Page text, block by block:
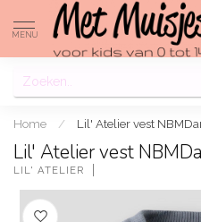
MENU
Home / Lil' Atelier vest
Lil' Atelier vest
LIL' ATELIER